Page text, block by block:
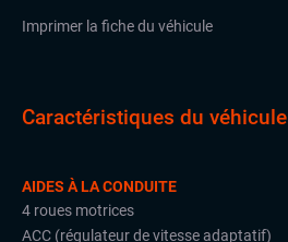
Imprimer la fiche du véhicule
Caractéristiques du véhicule
AIDES À LA CONDUITE
4 roues motrices
ACC (régulateur de vitesse adaptatif)